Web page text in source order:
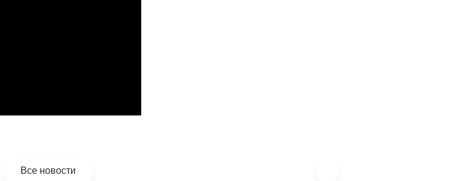
Все новости